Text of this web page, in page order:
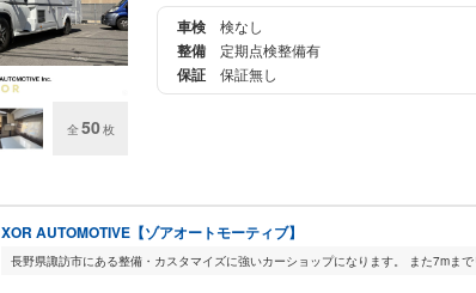
全 50枚
車検
検なし
整備 定期点検整備有
保証 保証無し
XOR AUTOMOTIVE【ゾアオートモーティブ】